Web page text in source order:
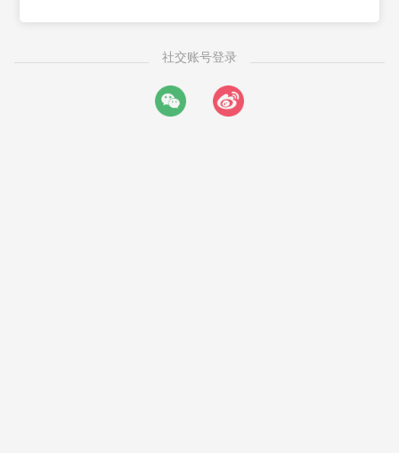
社交账号登录